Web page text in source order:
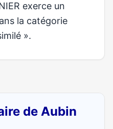
exerce un
la catégorie
».
de Aubin